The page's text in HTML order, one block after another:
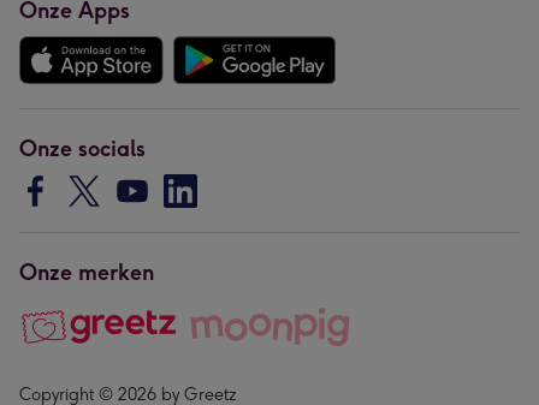
Onze Apps
Onze socials
Onze merken
Copyright © 2026 by Greetz